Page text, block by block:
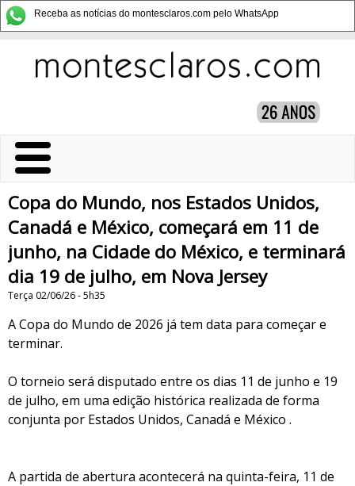
Receba as notícias do montesclaros.com pelo WhatsApp
Copa do Mundo, nos Estados Unidos,
Canadá e México, começará em 11 de
junho, na Cidade do México, e terminará
dia 19 de julho, em Nova Jersey
Terça 02/06/26 - 5h35
A Copa do Mundo de 2026 já tem data para começar e
terminar.
O torneio será disputado entre os dias 11 de junho e 19
de julho, em uma edição histórica realizada de forma
conjunta por Estados Unidos, Canadá e México .
A partida de abertura acontecerá na quinta-feira, 11 de